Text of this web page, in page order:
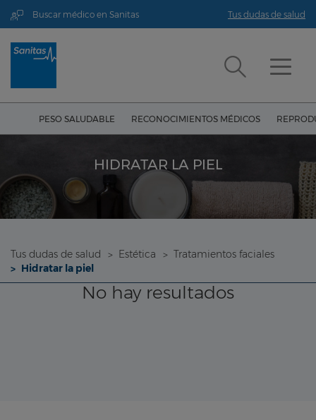
Buscar médico en Sanitas Tus dudas de salud
PESO SALUDABLE RECONOCIMIENTOS MÉDICOS
HIDRATAR LA PIEL
Tus dudas de salud Estética
Tratamientos faciales
Hidratar la piel
No hay resultados